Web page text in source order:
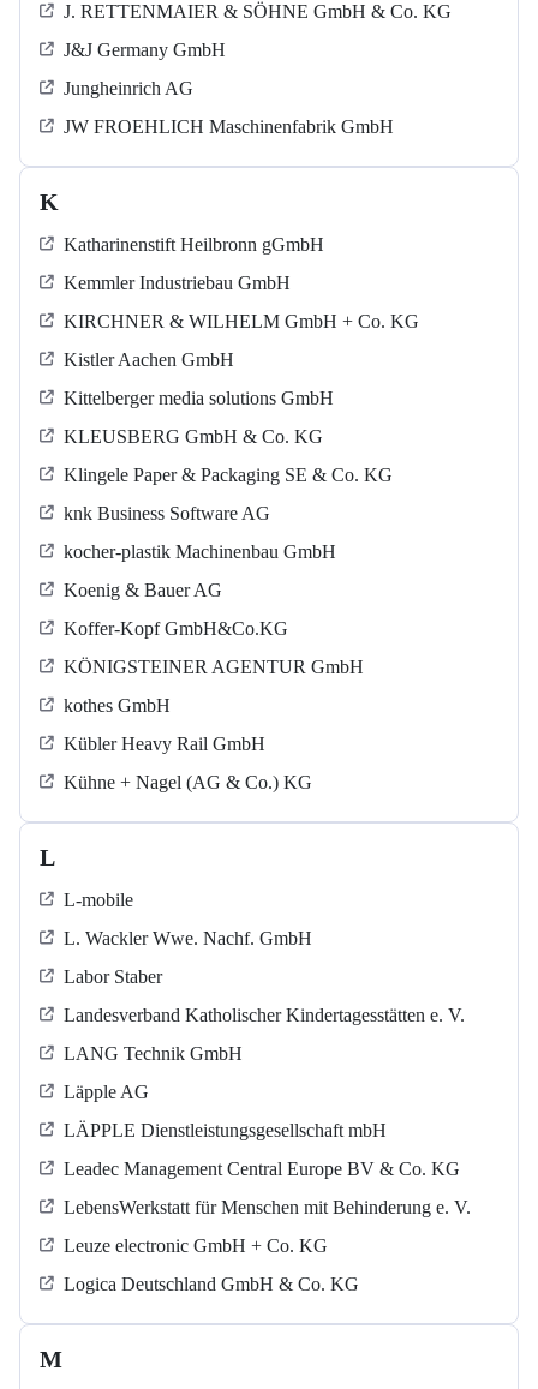
J. RETTENMAIER & SÖHNE GmbH & Co. KG
J&J Germany GmbH
Jungheinrich AG
JW FROEHLICH Maschinenfabrik GmbH
K
Katharinenstift Heilbronn gGmbH
Kemmler Industriebau GmbH
KIRCHNER & WILHELM GmbH + Co. KG
Kistler Aachen GmbH
Kittelberger media solutions GmbH
KLEUSBERG GmbH & Co. KG
Klingele Paper & Packaging SE & Co. KG
knk Business Software AG
kocher-plastik Machinenbau GmbH
Koenig & Bauer AG
Koffer-Kopf GmbH&Co.KG
KÖNIGSTEINER AGENTUR GmbH
kothes GmbH
Kübler Heavy Rail GmbH
Kühne + Nagel (AG & Co.) KG
L
L-mobile
L. Wackler Wwe. Nachf. GmbH
Labor Staber
Landesverband Katholischer Kindertagesstätten e. V.
LANG Technik GmbH
Läpple AG
LÄPPLE Dienstleistungsgesellschaft mbH
Leadec Management Central Europe BV & Co. KG
LebensWerkstatt für Menschen mit Behinderung e. V.
Leuze electronic GmbH + Co. KG
Logica Deutschland GmbH & Co. KG
M